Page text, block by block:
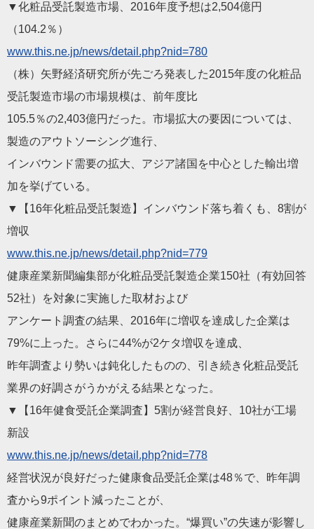
▼化粧品受託製造市場、2016年度予想は2,504億円
（104.2％）
www.this.ne.jp/news/detail.php?nid=780
（株）矢野経済研究所が先ごろ発表した2015年度の化粧品
受託製造市場の市場規模は、前年度比
105.5％の2,403億円だった。市場拡大の要因については、
製造のアウトソーシング進行、
インバウンド需要の拡大、アジア諸国を中心とした輸出増
加を挙げている。
▼【16年化粧品受託製造】インバウンド落ち着くも、8割が
増収
www.this.ne.jp/news/detail.php?nid=779
健康産業新聞編集部が化粧品受託製造企業150社（有効回答
52社）を対象に実施した取材および
アンケート調査の結果、2016年に増収を達成した企業は
79%に上った。さらに44%が2ケタ増収を達成、
昨年調査より勢いは鈍化したものの、引き続き化粧品受託
業界の好調さがうかがえる結果となった。
▼【16年健食受託企業調査】5割が経営良好、10社が工場
新設
www.this.ne.jp/news/detail.php?nid=778
経営状況が良好だった健康食品受託企業は48％で、昨年調
査から9ポイント減ったことが、
健康産業新聞のまとめでわかった。“爆買い”の失速が影響し